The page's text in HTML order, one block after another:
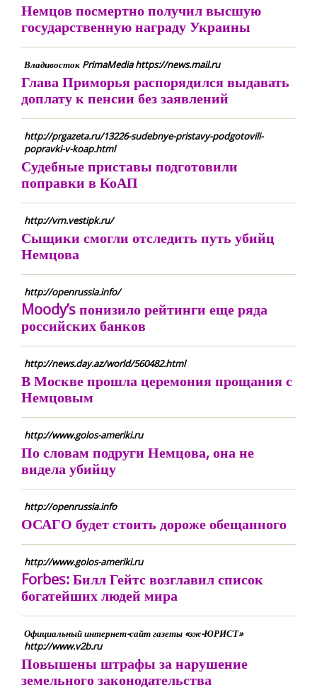
Немцов посмертно получил высшую
государственную награду Украины
Владивосток PrimaMedia https://news.mail.ru
Глава Приморья распорядился выдавать
доплату к пенсии без заявлений
http://prgazeta.ru/13226-sudebnye-pristavy-podgotovili-
popravki-v-koap.html
Судебные приставы подготовили
поправки в КоАП
http://vrn.vestipk.ru/
Сыщики смогли отследить путь убийц
Немцова
http://openrussia.info/
Moody’s понизило рейтинги еще ряда
российских банков
http://news.day.az/world/560482.html
В Москве прошла церемония прощания с
Немцовым
http://www.golos-ameriki.ru
По словам подруги Немцова, она не
видела убийцу
http://openrussia.info
ОСАГО будет стоить дороже обещанного
http://www.golos-ameriki.ru
Forbes: Билл Гейтс возглавил список
богатейших людей мира
Официальный интернет-сайт газеты «эж-ЮРИСТ»
http://www.v2b.ru
Повышены штрафы за нарушение
земельного законодательства